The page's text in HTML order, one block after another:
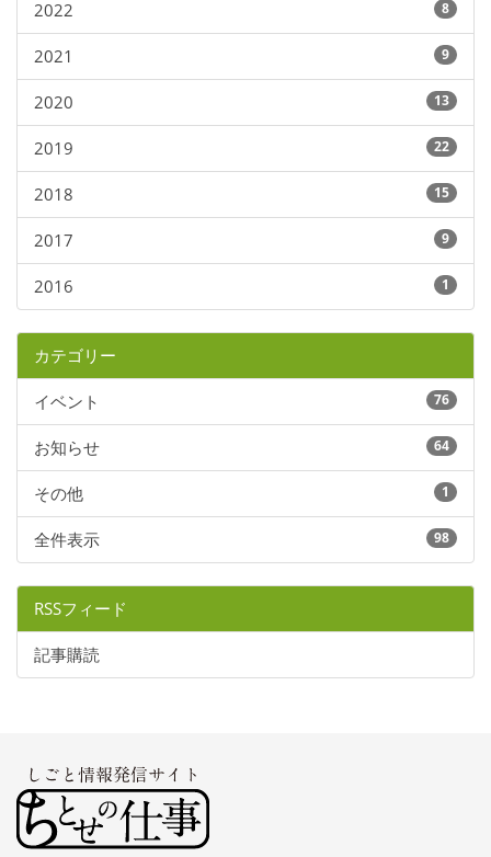
2022 8
2021 9
2020 13
2019 22
2018 15
2017 9
2016 1
カテゴリー
イベント 76
お知らせ 64
その他 1
全件表示 98
RSSフィード
記事購読